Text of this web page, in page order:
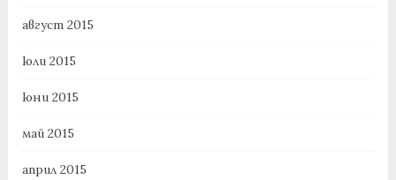
август 2015
юли 2015
юни 2015
май 2015
април 2015